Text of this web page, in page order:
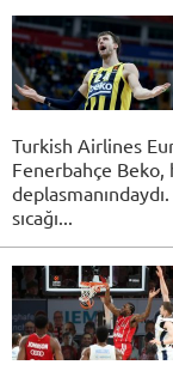
Turkish Airlines
Fenerbahçe Beko,
sıcağı...